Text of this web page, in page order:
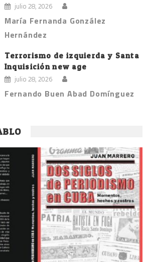
julio 28, 2026
María Fernanda González
Hernández
Terrorismo de izquierda y Santa
Inquisición new age
julio 28, 2026
Fernando Buen Abad Domínguez